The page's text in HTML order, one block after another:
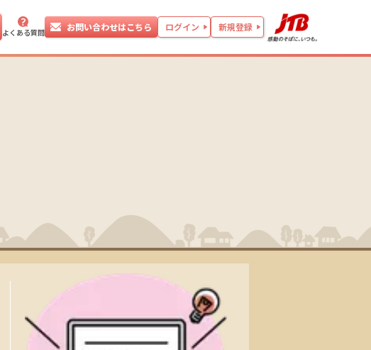
よくある質問 お問い合わせはこちら ログイン 新規登録